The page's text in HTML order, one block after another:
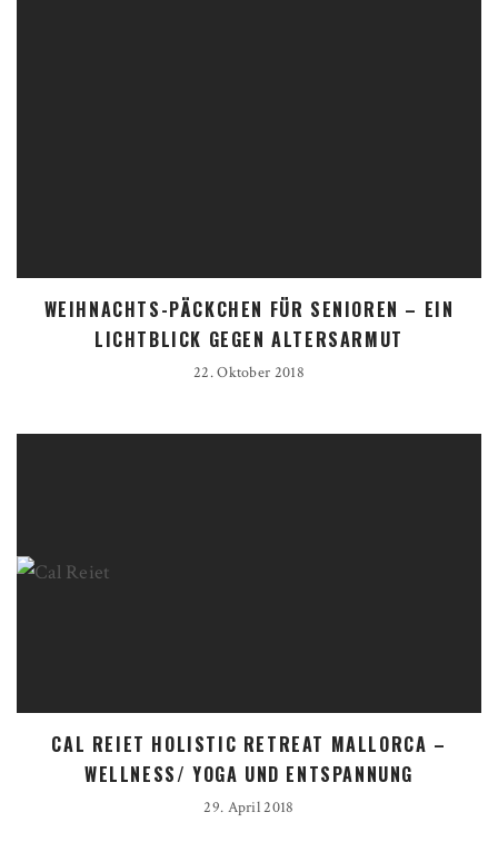
WEIHNACHTS-PÄCKCHEN FÜR SENIOREN – EIN
LICHTBLICK GEGEN ALTERSARMUT
22. Oktober 2018
CAL REIET HOLISTIC RETREAT MALLORCA –
WELLNESS/ YOGA UND ENTSPANNUNG
29. April 2018